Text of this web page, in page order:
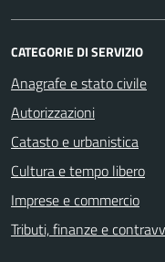
CATEGORIE DI SERVIZIO
Anagrafe e stato civile
Autorizzazioni
Catasto e urbanistica
Cultura e tempo libero
Imprese e commercio
Tributi, finanze e